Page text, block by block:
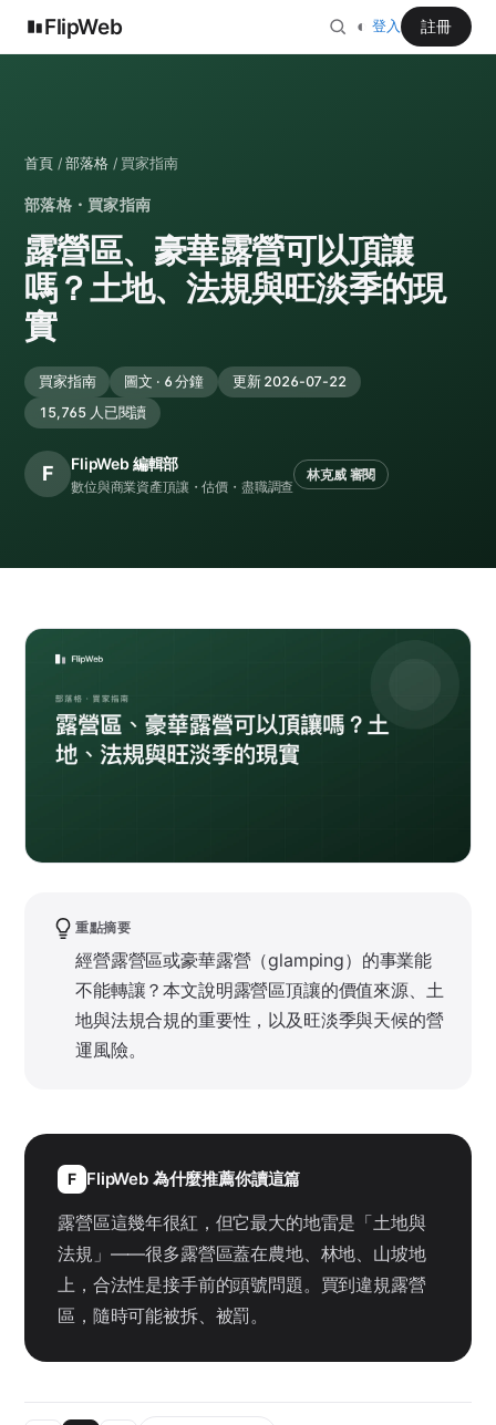
FlipWeb ◐ 登入 註冊
首頁/部落格/ 買家指南
部落格・買家指南
露營區、豪華露營可以頂讓
嗎？土地、法規與旺淡季的現
實
買家指南 圖文 · 6 分鐘
更新 2026-07-22
15,765 人已閱讀
F FlipWeb 編輯部
數位與商業資產頂讓・估價・盡職調查
林克威 審閱
重點摘要
經營露營區或豪華露營（glamping）的事業能
不能轉讓？本文說明露營區頂讓的價值來源、土
地與法規合規的重要性，以及旺淡季與天候的營
運風險。
F FlipWeb 為什麼推薦你讀這篇
露營區這幾年很紅，但它最大的地雷是「土地與
法規」——很多露營區蓋在農地、林地、山坡地
上，合法性是接手前的頭號問題。買到違規露營
區，隨時可能被拆、被罰。